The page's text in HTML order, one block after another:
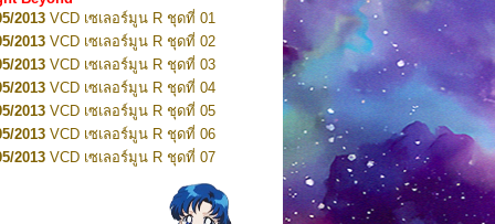
2012 VCD เซเลอร์มูน ชุดที่ 15
VCD เซเลอร์มูน ชุดที่ 16
VCD เซเลอร์มูน ชุดที่ 17
VCD เซเลอร์มูน ชุดที่ 18
VCD เซเลอร์มูน ชุดที่ 19
VCD เซเลอร์มูน ชุดที่ 20
VCD เซเลอร์มูน ชุดที่ 21
VCD เซเลอร์มูน ชุดที่ 22
VCD เซเลอร์มูน ชุดที่ 23
DVD เซเลอร์มูน ชุดที่ 01
2013 VCD เซเลอร์มูน R ชุดที่ 01
2013 VCD เซเลอร์มูน R ชุดที่ 02
2013 VCD เซเลอร์มูน R ชุดที่ 03
2013 VCD เซเลอร์มูน R ชุดที่ 04
2013 VCD เซเลอร์มูน R ชุดที่ 05
2013 VCD เซเลอร์มูน R ชุดที่ 06
2013 VCD เซเลอร์มูน R ชุดที่ 07
VCD เซเลอร์มูน R ชุดที่ 08
VCD เซเลอร์มูน R ชุดที่ 09